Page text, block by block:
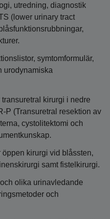
utredning, diagnostik
(lower urinary tract
symtomformulär,
urodynamiska
kirurgi i nedre
P (Transuretral resektion av
cystolitektomi och
kirurgi vid blåssten,
samt fistelkirurgi.
olika urinavledande
och